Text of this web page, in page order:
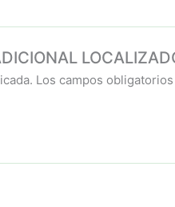
Los campos